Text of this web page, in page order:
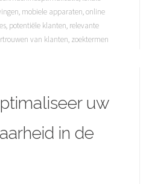
, mobiele apparaten,online
, potentiële klanten, relevante
van klanten, zoektermen
uw
in de